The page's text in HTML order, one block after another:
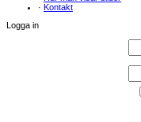
· Kontakt
Logga in